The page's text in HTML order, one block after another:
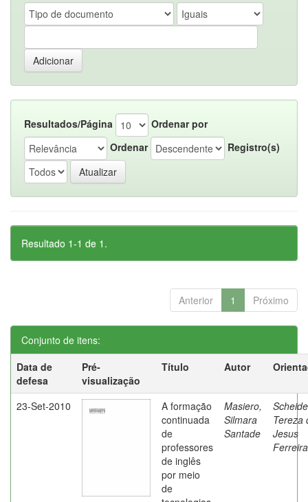
Resultados/Página
Ordenar por
Ordenar
Registro(s)
Resultado 1-1 de 1.
Anterior 1 Próximo
Conjunto de itens:
Data de
defesa
Pré-
visualização
Título Autor
23-Set-2010
A formação
continuada
de
professores
de inglês
por meio
de
Masiero,
Silmara
Santade
Tereza
Jesus
Ferreira